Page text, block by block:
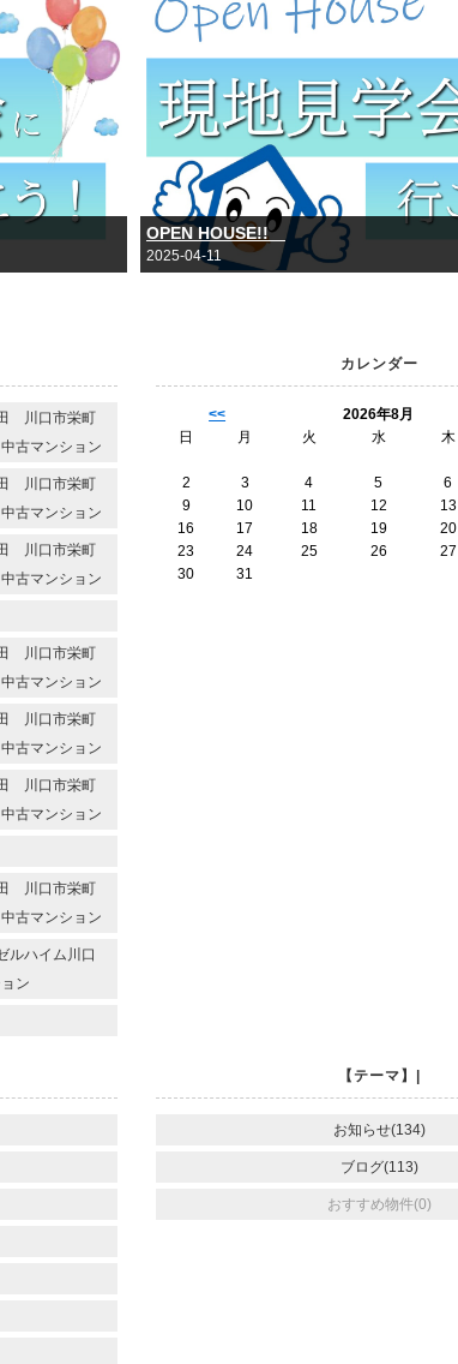
OPEN HOUSE!!
2025-04-11
川口市栄町
古マンション
川口市栄町
古マンション
川口市栄町
古マンション
川口市栄町
古マンション
川口市栄町
古マンション
川口市栄町
古マンション
川口市栄町
古マンション
ルハイム川口
ン
カレンダー
<<
2026年8月
日
月 火 水 木
2
3 4 5 6
9
10 11 12 13
16
17 18 19 20
23
24 25 26 27
30
31
【テーマ】|
お知らせ(134)
ブログ(113)
おすすめ物件(0)